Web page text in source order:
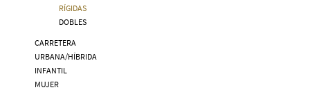
RÍGIDAS
DOBLES
CARRETERA
URBANA/HÍBRIDA
INFANTIL
MUJER